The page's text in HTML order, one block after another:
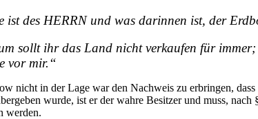
ist des HERRN und was darinnen ist, der
sollt ihr das Land nicht verkaufen für
vor mir.“
nicht in der Lage war den Nachweis zu erbringen,
wurde, ist er der wahre Besitzer und muss, nach
werden.